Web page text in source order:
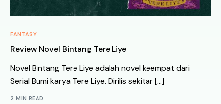
FANTASY
Review Novel Bintang Tere Liye
Novel Bintang Tere Liye adalah novel keempat dari
Serial Bumi karya Tere Liye. Dirilis sekitar […]
2 MIN READ